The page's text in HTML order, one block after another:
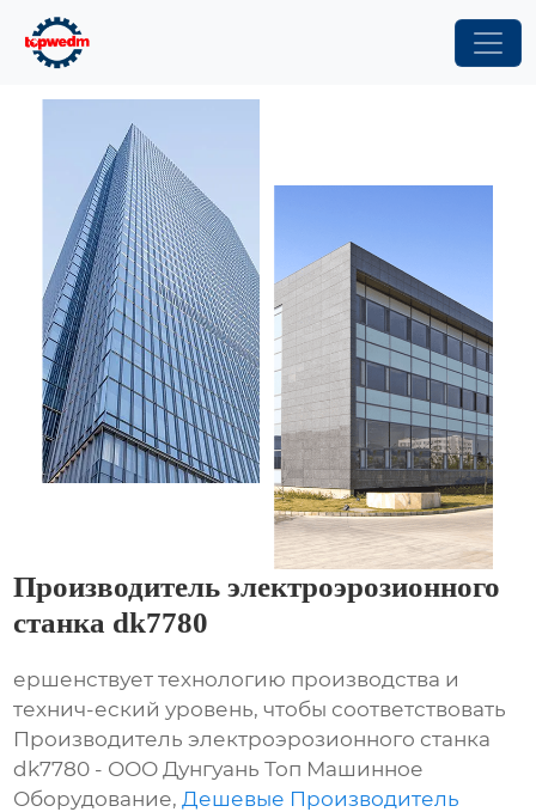
Производитель электроэрозионного
станка dk7780
ершенствует технологию производства и
технич-еский уровень, чтобы соответствовать
Производитель электроэрозионного станка
dk7780 - ООО Дунгуань Топ Машинное
Оборудование, Дешевые Производитель